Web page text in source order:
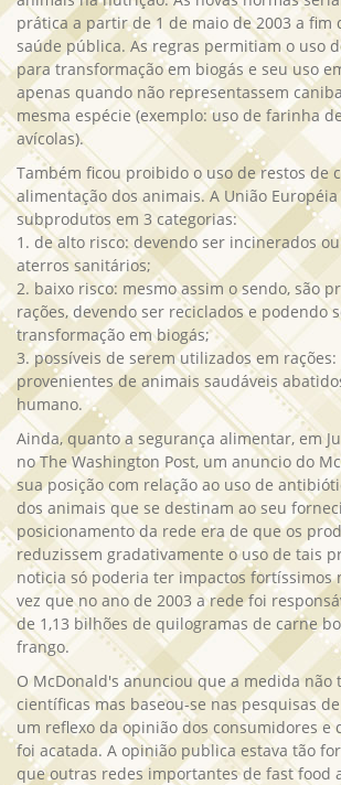
prática a partir de 1 de maio de 2003 a fim
saúde pública. As regras permitiam o uso
para transformação em biogás e seu uso
apenas quando não representassem
mesma espécie (exemplo: uso de farinha
avícolas).
Também ficou proibido o uso de restos de
alimentação dos animais. A União
subprodutos em 3 categorias:
1. de alto risco: devendo ser incinerados
aterros sanitários;
2. baixo risco: mesmo assim o sendo, são
rações, devendo ser reciclados e podendo
transformação em biogás;
3. possíveis de serem utilizados em
provenientes de animais saudáveis
humano.
Ainda, quanto a segurança alimentar, em
no The Washington Post, um anuncio do
sua posição com relação ao uso de
dos animais que se destinam ao seu
posicionamento da rede era de que os
reduzissem gradativamente o uso de tais
noticia só poderia ter impactos fortíssimos
vez que no ano de 2003 a rede foi
de 1,13 bilhões de quilogramas de carne
frango.
O McDonald's anunciou que a medida não
científicas mas baseou-se nas pesquisas
um reflexo da opinião dos consumidores e
foi acatada. A opinião publica estava tão
que outras redes importantes de fast food